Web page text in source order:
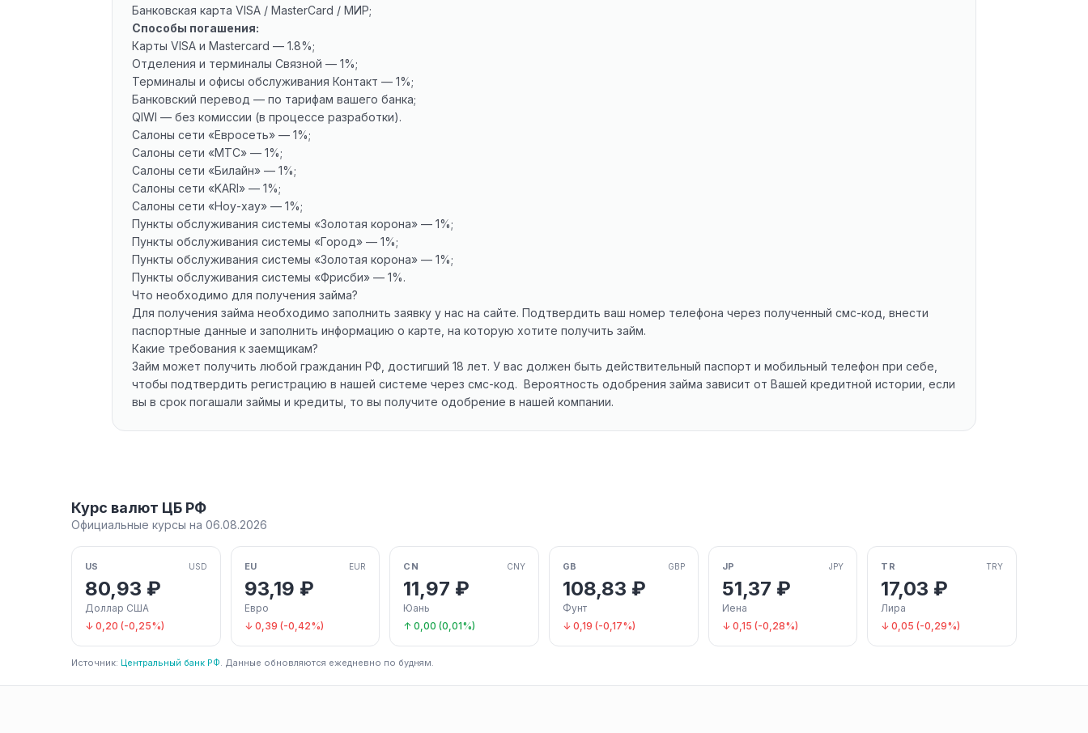
Банковская карта VISA / MasterCard / МИР;
Способы погашения:
Карты VISA и Mastercard — 1.8%;
Отделения и терминалы Связной — 1%;
Терминалы и офисы обслуживания Контакт — 1%;
Банковский перевод — по тарифам вашего банка;
QIWI — без комиссии (в процессе разработки).
Салоны сети «Евросеть» — 1%;
Салоны сети «МТС» — 1%;
Салоны сети «Билайн» — 1%;
Салоны сети «KARI» — 1%;
Салоны сети «Ноу-хау» — 1%;
Пункты обслуживания системы «Золотая корона» — 1%;
Пункты обслуживания системы «Город» — 1%;
Пункты обслуживания системы «Золотая корона» — 1%;
Пункты обслуживания системы «Фрисби» — 1%.
Что необходимо для получения займа?
Для получения займа необходимо заполнить заявку у нас на сайте. Подтвердить ваш номер телефона через полученный смс-код, внести
паспортные данные и заполнить информацию о карте, на которую хотите получить займ.
Какие требования к заемщикам?
Займ может получить любой гражданин РФ, достигший 18 лет. У вас должен быть действительный паспорт и мобильный телефон при себе,
чтобы подтвердить регистрацию в нашей системе через смс-код. Вероятность одобрения займа зависит от Вашей кредитной истории, если
вы в срок погашали займы и кредиты, то вы получите одобрение в нашей компании.
Курс валют ЦБ РФ
Официальные курсы на 06.08.2026
US USD
80,93 ₽
Доллар США
↓ 0,20 (-0,25%)
EU EUR
93,19 ₽
Евро
↓ 0,39 (-0,42%)
CN CNY
11,97 ₽
Юань
↑ 0,00 (0,01%)
GB GBP
108,83 ₽
Фунт
↓ 0,19 (-0,17%)
JP JPY
51,37 ₽
Иена
↓ 0,15 (-0,28%)
TR TRY
17,03 ₽
Лира
↓ 0,05 (-0,29%)
Источник: Центральный банк РФ. Данные обновляются ежедневно по будням.